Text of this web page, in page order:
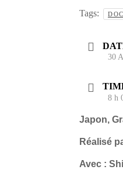
Tags:
30
8 h
Japon,
Réalisé
Avec :